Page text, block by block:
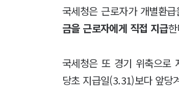
국세청은 근로자가 개별환
금을 근로자에게 직접 지급
국세청은 또 경기 위축으로
당초 지급일(3.31)보다 앞당